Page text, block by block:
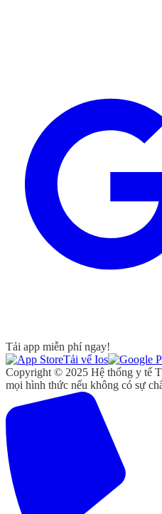
Tải app miễn phí ngay!
Tải vể Ios
Copyright © 2025 Hệ thống y tế
mọi hình thức nếu không có sự